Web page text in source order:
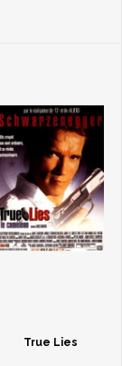
True Lies